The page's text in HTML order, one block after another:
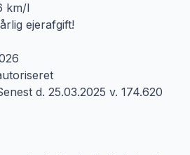
km/l
ejerafgift!
d. 25.03.2025 v. 174.620